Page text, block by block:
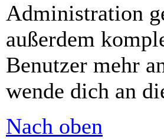
Administration
außerdem
Benutzer mehr
wende dich an
Nach oben